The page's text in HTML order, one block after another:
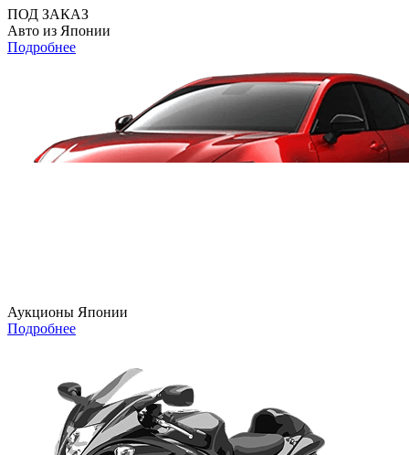
ПОД ЗАКАЗ
Авто из Японии
Подробнее
Аукционы Японии
Подробнее